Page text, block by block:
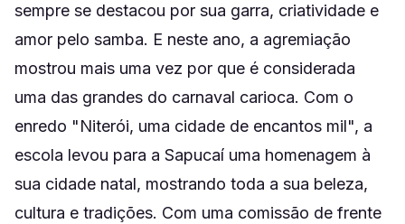
sempre se destacou por sua garra, criatividade e
amor pelo samba. E neste ano, a agremiação
mostrou mais uma vez por que é considerada
uma das grandes do carnaval carioca. Com o
enredo "Niterói, uma cidade de encantos mil", a
escola levou para a Sapucaí uma homenagem à
sua cidade natal, mostrando toda a sua beleza,
cultura e tradições. Com uma comissão de frente